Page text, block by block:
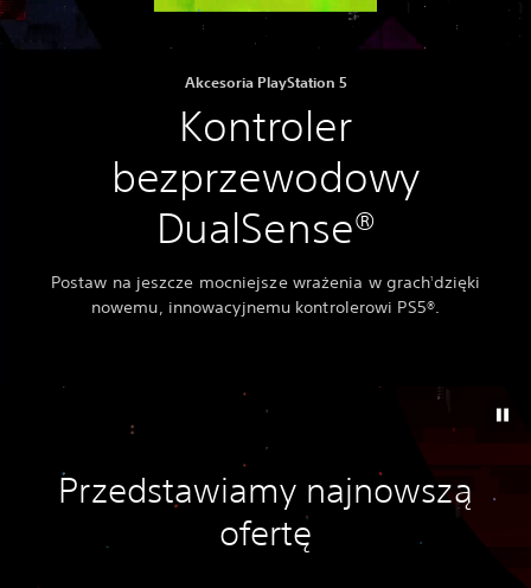
Akcesoria PlayStation 5
Kontroler
bezprzewodowy
DualSense®
Postaw na jeszcze mocniejsze wrażenia w grachdzięki
nowemu, innowacyjnemu kontrolerowi PS5®.
Przedstawiamy najnowszą
ofertę